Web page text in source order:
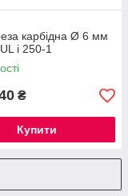
карбідна Ø 6 мм
і 250-1
₴
Купити